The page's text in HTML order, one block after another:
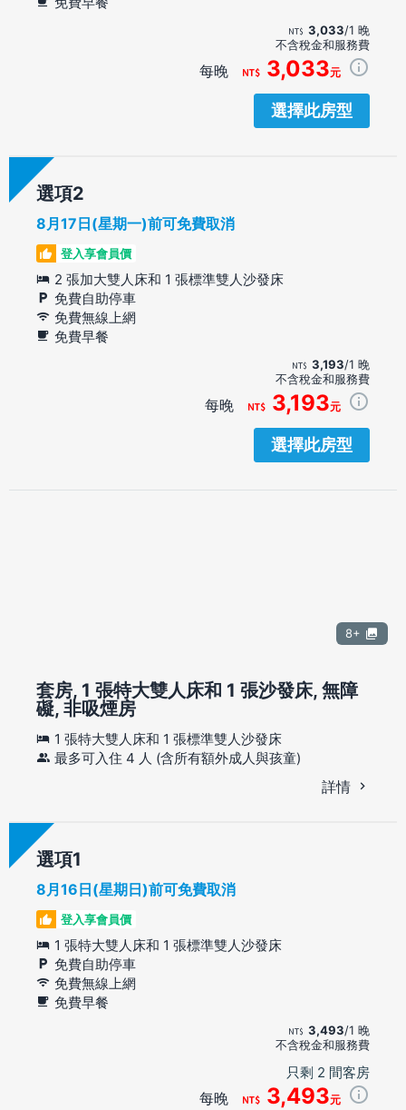
3,033/1 晚
不含稅金和服務費
每晚 3,033元
選擇此房型
選項
8月17日(星期一)前可免費取消
登入享會員價
2 張加大雙人床和 1 張標準雙人沙發床
免費自助停車
免費無線上網
免費早餐
3,193/1 晚
不含稅金和服務費
每晚 3,193元
選擇此房型
8+
套房, 1 張特大雙人床和 1 張沙發床, 無障
礙, 非吸煙房
1 張特大雙人床和 1 張標準雙人沙發床
最多可入住 4 人 (含所有額外成人與孩童)
詳情
選項
8月16日(星期日)前可免費取消
登入享會員價
1 張特大雙人床和 1 張標準雙人沙發床
免費自助停車
免費無線上網
免費早餐
3,493/1 晚
不含稅金和服務費
只剩 2 間客房
每晚 3,493元